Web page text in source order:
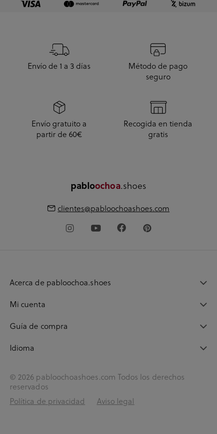
Envío de 1 a 3 días
Método de pago
seguro
Envío gratuito a
partir de 60€
Recogida en tienda
gratis
pabloochoa.shoes
clientes@pabloochoashoes.com
Acerca de pabloochoa.shoes
Mi cuenta
Guía de compra
Idioma
© 2026 pabloochoashoes.com Todos los derechos
reservados
Política de privacidad
Aviso legal